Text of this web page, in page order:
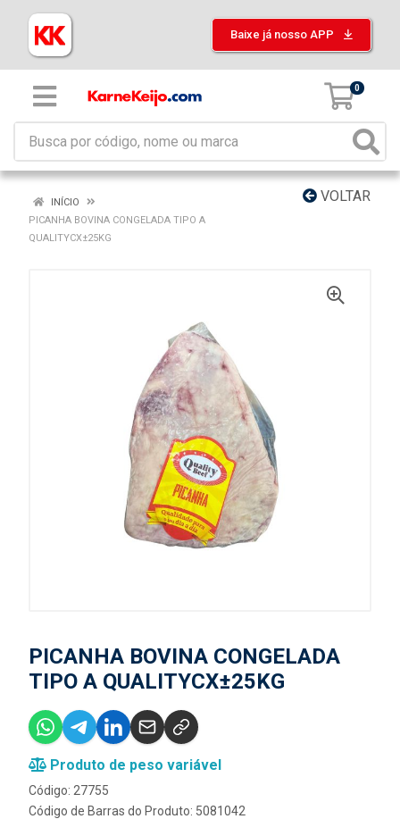
Baixe já nosso APP
0
VOLTAR
INÍCIO
PICANHA BOVINA CONGELADA TIPO A
QUALITYCX±25KG
PICANHA BOVINA CONGELADA
TIPO A QUALITYCX±25KG
Produto de peso variável
Código: 27755
Código de Barras do Produto: 5081042